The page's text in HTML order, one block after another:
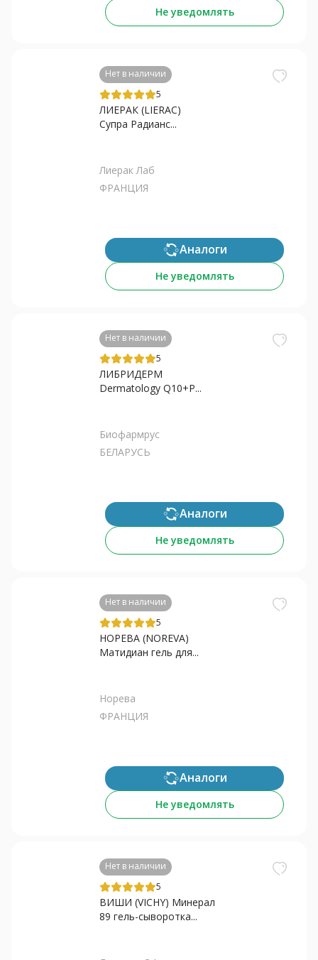
Не уведомлять
Нет в наличии
5
ЛИЕРАК (LIERAC)
Супра Радианс...
Лиерак Лаб
ФРАНЦИЯ
Аналоги
Не уведомлять
Нет в наличии
5
ЛИБРИДЕРМ
Dermatology Q10+P...
Биофармрус
БЕЛАРУСЬ
Аналоги
Не уведомлять
Нет в наличии
5
НОРЕВА (NOREVA)
Матидиан гель для...
Норева
ФРАНЦИЯ
Аналоги
Не уведомлять
Нет в наличии
5
ВИШИ (VICHY) Минерал
89 гель-сыворотка...